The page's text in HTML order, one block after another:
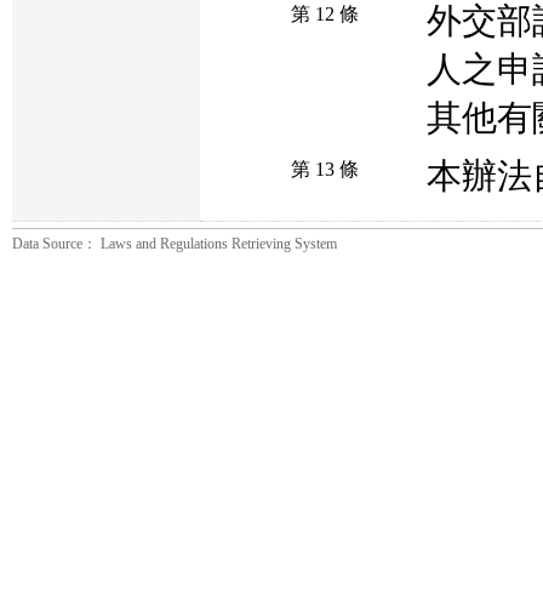
第 12 條
外交部
人之
其他有
第 13 條 本辦法
Data Source： Laws and Regulations Retrieving System